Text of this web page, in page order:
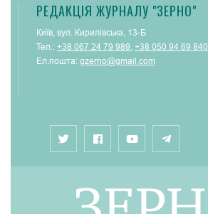
РЕДАКЦІЯ ЖУРНАЛУ "ЗЕРНО"
Київ, вул. Кирилівська, 13-Б
Тел.: +38 067 24 79 989 +38 050 94 69 840
Ел.пошта: gzerno@gmail.com